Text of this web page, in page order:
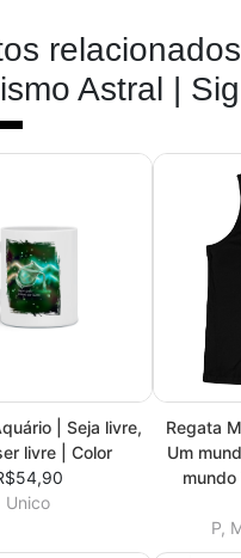
Astral |
| Seja livre,
livre | Color
Unico
Regata
Um
mundo
P,